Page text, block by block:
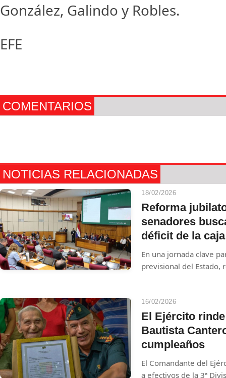
González, Galindo y Robles.
EFE
COMENTARIOS
NOTICIAS RELACIONADAS
18/02/2026
Reforma
senadores
déficit de la
En una jornada clave
previsional del Estado,
urgencia: cerrar un
dólares que amenaza
16/02/2026
El Ejército
Bautista
cumpleaños
El Comandante del
a efectivos de la 3ª